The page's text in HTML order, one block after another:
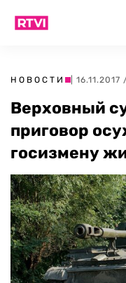
НОВОСТИ | 16.11.2017
Верховный
приговор
госизмену